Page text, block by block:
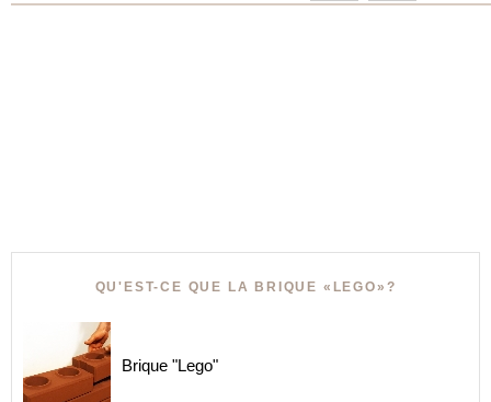
QU'EST-CE QUE LA BRIQUE «LEGO»?
Brique "Lego"